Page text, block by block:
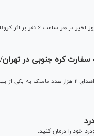
توییت اکانت رسمی سفارت کره جنوبی در تهران در
خود را درمان کنید.